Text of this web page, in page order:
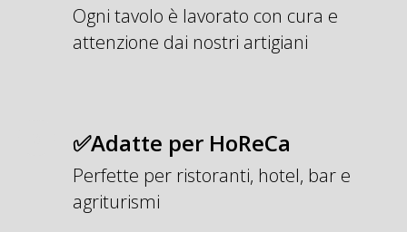
Ogni tavolo è lavorato con cura e
attenzione dai nostri artigiani
✅Adatte per HoReCa
Perfette per ristoranti, hotel, bar e
agriturismi